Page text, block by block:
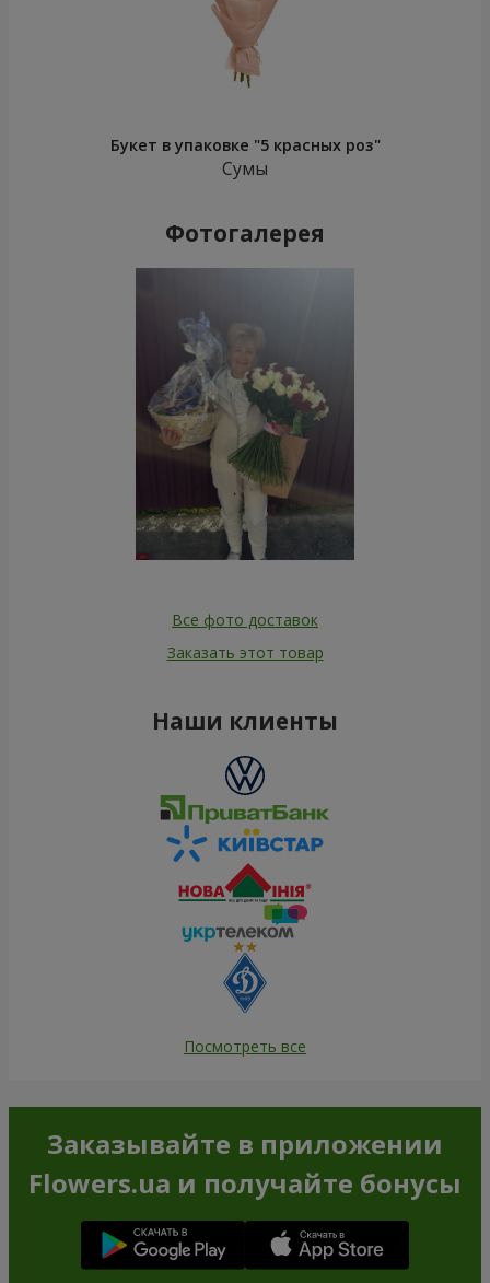
Букет в упаковке "5 красных роз"
Сумы
Фотогалерея
Все фото доставок
Заказать этот товар
Наши клиенты
Посмотреть все
Заказывайте в приложении
Flowers.ua и получайте бонусы